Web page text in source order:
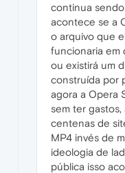
continua
acontece se a
o arquivo que
funcionaria em
ou existirá um
construída por
agora a Opera
sem ter
centenas de
MP4 invés de
ideologia de
pública isso